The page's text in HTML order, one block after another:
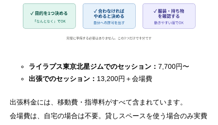
ライラプス東京北星ジムでのセッション：7,700円〜
出張でのセッション： 13,200円＋会場費
出張料金には、移動費・指導料がすべて含まれています。
会場費は、自宅の場合は不要。貸しスペースを使う場合のみ実費